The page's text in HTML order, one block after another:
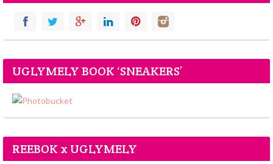
UGLYMELY BOOK ‘SNEAKERS’
REEBOK x UGLYMELY